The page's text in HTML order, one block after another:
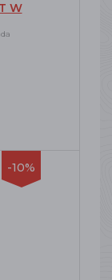
W
-10%